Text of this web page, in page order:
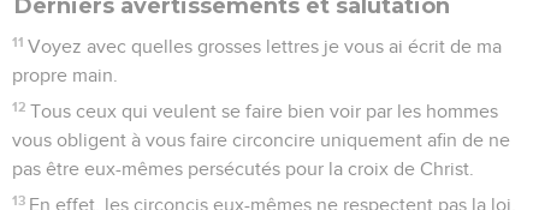
Derniers avertissements et salutation
11 Voyez avec quelles grosses lettres je vous ai écrit de ma
propre main.
12 Tous ceux qui veulent se faire bien voir par les hommes
vous obligent à vous faire circoncire uniquement afin de ne
pas être eux-mêmes persécutés pour la croix de Christ.
13 En effet, les circoncis eux-mêmes ne respectent pas la loi,